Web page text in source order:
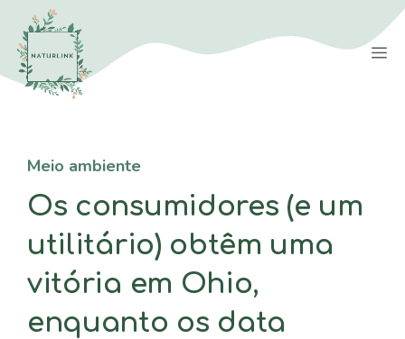
Saltar
para
conteúdo
Meio ambiente
Os consumidores (e um
utilitário) obtêm uma
vitória em Ohio,
enquanto os data